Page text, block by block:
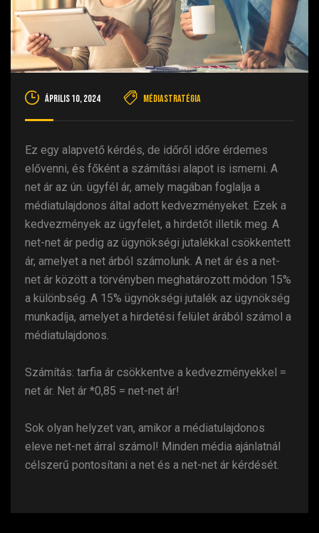
április 10, 2024 Médiastratégia
Ez egy alapvető kérdés, de időről időre érdemes
elővenni, és főként a számítási alapot is ismerni. A
net ár az ún. ügyfél ár, amely magában foglalja a
médiatulajdonos által adott kedvezményeket. Ezek a
kedvezmények az ügyfelet, a hirdetőt illetik meg. A
net-net ár pedig az ügynökségi jutalékkal csökkentett
ár, amelyet a net árból számolunk. A net ár és a net-
net ár között a törvényben meghatározott módon 15%
a különbség. A 15% ügynökségi jutalék az ügynökség
munkadíja, amelyet a hirdetési felület árából számol a
médiatulajdonos.
Számítás: tarfia ár csökkentve a kedvezményekkel =
net ár. Net ár *0,85 = net-net ár!
Sok olyan helyzet van, amikor a médiatulajdonos
eleve net-net árral számol! Minden média ajánlatnál
célszerű pontosítani a net és a net-net ár kérdését.